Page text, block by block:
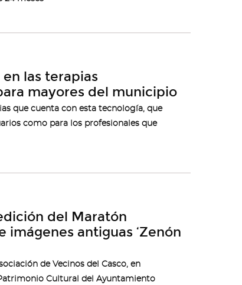
las terapias
mayores del municipio
que cuenta con esta tecnología, que
como para los profesionales que
del Maratón
antiguas ‘Zenón
de Vecinos del Casco, en
Cultural del Ayuntamiento